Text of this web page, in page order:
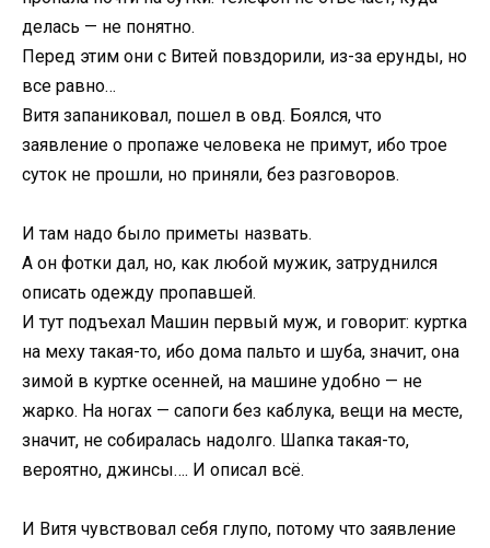
делась — не понятно.
Перед этим они с Витей повздорили, из-за ерунды, но
все равно…
Витя запаниковал, пошел в овд. Боялся, что
заявление о пропаже человека не примут, ибо трое
суток не прошли, но приняли, без разговоров.
И там надо было приметы назвать.
А он фотки дал, но, как любой мужик, затруднился
описать одежду пропавшей.
И тут подъехал Машин первый муж, и говорит: куртка
на меху такая-то, ибо дома пальто и шуба, значит, она
зимой в куртке осенней, на машине удобно — не
жарко. На ногах — сапоги без каблука, вещи на месте,
значит, не собиралась надолго. Шапка такая-то,
вероятно, джинсы…. И описал всё.
И Витя чувствовал себя глупо, потому что заявление